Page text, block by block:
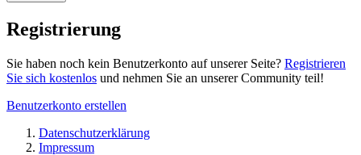
Registrierung
Sie haben noch kein Benutzerkonto auf unserer Seite? Registrieren
Sie sich kostenlos und nehmen Sie an unserer Community teil!
Benutzerkonto erstellen
Datenschutzerklärung
Impressum